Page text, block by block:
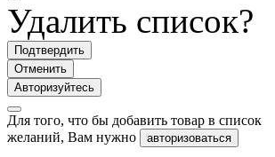
Удалить список?
Подтвердить
Отменить
Авторизуйтесь
Для того, что бы добавить товар в список
желаний, Вам нужно
авторизоваться